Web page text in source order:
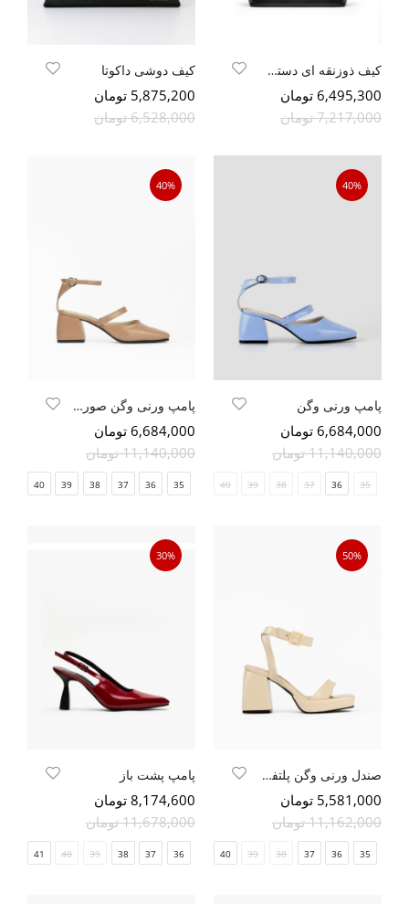
کیف ذوزنقه ای دستی بند بلند
6,495,300 تومان
7,217,000 تومان
کیف دوشی داکوتا
5,875,200 تومان
6,528,000 تومان
40%
پامپ ورنی وگن
6,684,000 تومان
11,140,000 تومان
35
36
37
38
39
40
40%
پامپ ورنی وگن صورتی روشن
6,684,000 تومان
11,140,000 تومان
35
36
37
38
39
40
50%
صندل ورنی وگن پلتفرم
5,581,000 تومان
11,162,000 تومان
35
36
37
38
39
40
30%
پامپ پشت باز
8,174,600 تومان
11,678,000 تومان
36
37
38
39
40
41